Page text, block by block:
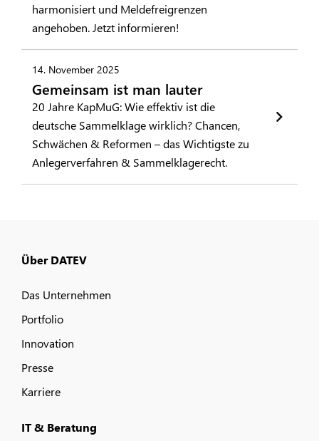
harmonisiert und Meldefreigrenzen
angehoben. Jetzt informieren!
14. November 2025
Gemeinsam ist man lauter
20 Jahre KapMuG: Wie effektiv ist die
deutsche Sammelklage wirklich? Chancen,
Schwächen & Reformen – das Wichtigste zu
Anlegerverfahren & Sammelklagerecht.
Über DATEV
Das Unternehmen
Portfolio
Innovation
Presse
Karriere
IT & Beratung